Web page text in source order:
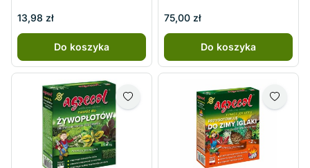
13,98 zł
Do koszyka
75,00 zł
Do koszyka